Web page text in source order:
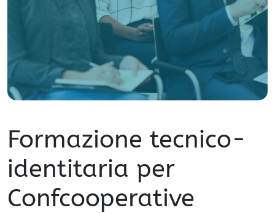
Formazione tecnico-
identitaria per
Confcooperative